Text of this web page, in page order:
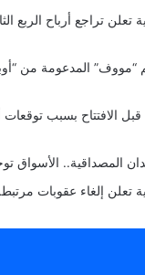
تعلن تراجع أرباح الربع
أوبر تتراجع 3% قبل الافتتاح بسبب
المصداقية.. الأسواق
تعلن إلغاء عقوبات